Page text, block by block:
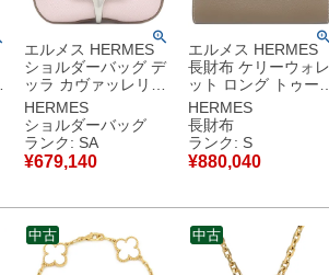
エルメス HERMES
ショルダーバッグ デ
ッラ カヴァッレリア
ミニ ヴォーエプソン
モーヴペール シルバ
ー金具 ピンク W
【箱】 【中古】新品
同様品
HERMES
ショルダーバッグ
ランク: SA
¥679,140
エルメス HERMES
長財布 ケリーウォレ
ット ロング トゥーゴ
ー エバーカラー エト
ゥープ シルバー金具
グレージュ 2024年製
W 【箱】 【中古】未
使用保管品
HERMES
長財布
ランク: S
¥880,040
中古 中古